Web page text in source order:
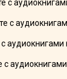
с
с
с аудиокнигами
с